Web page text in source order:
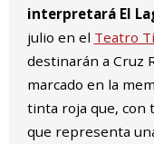
interpretará El
julio en el Teatro
destinarán a Cruz
marcado en la
tinta roja que, con
que representa